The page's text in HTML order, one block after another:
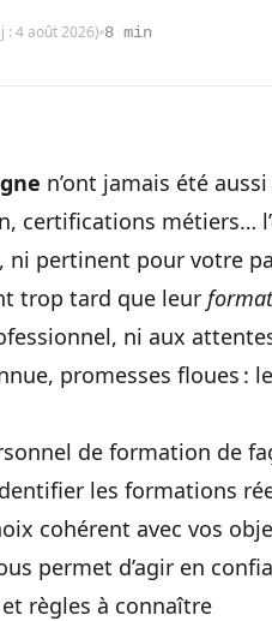
: 4 août 2026) 8 min
n’ont jamais été
certifications métiers…
ni pertinent pour votre
trop tard que leur
ni aux
promesses floues :
de formation de
les formations
cohérent avec vos
permet d’agir en
règles à connaître